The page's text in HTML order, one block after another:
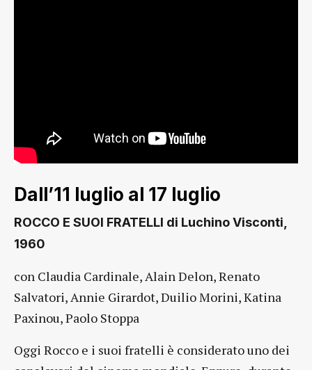
Dall’11 luglio al 17 luglio
ROCCO E SUOI FRATELLI di Luchino Visconti,
1960
con Claudia Cardinale, Alain Delon, Renato
Salvatori, Annie Girardot, Duilio Morini, Katina
Paxinou, Paolo Stoppa
Oggi Rocco e i suoi fratelli è considerato uno dei